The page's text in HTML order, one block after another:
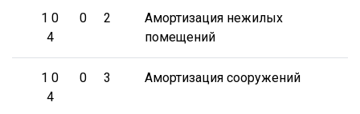
1 0
4
0 2
Амортизация нежилых
помещений
1 0
4
0 3 Амортизация сооружений